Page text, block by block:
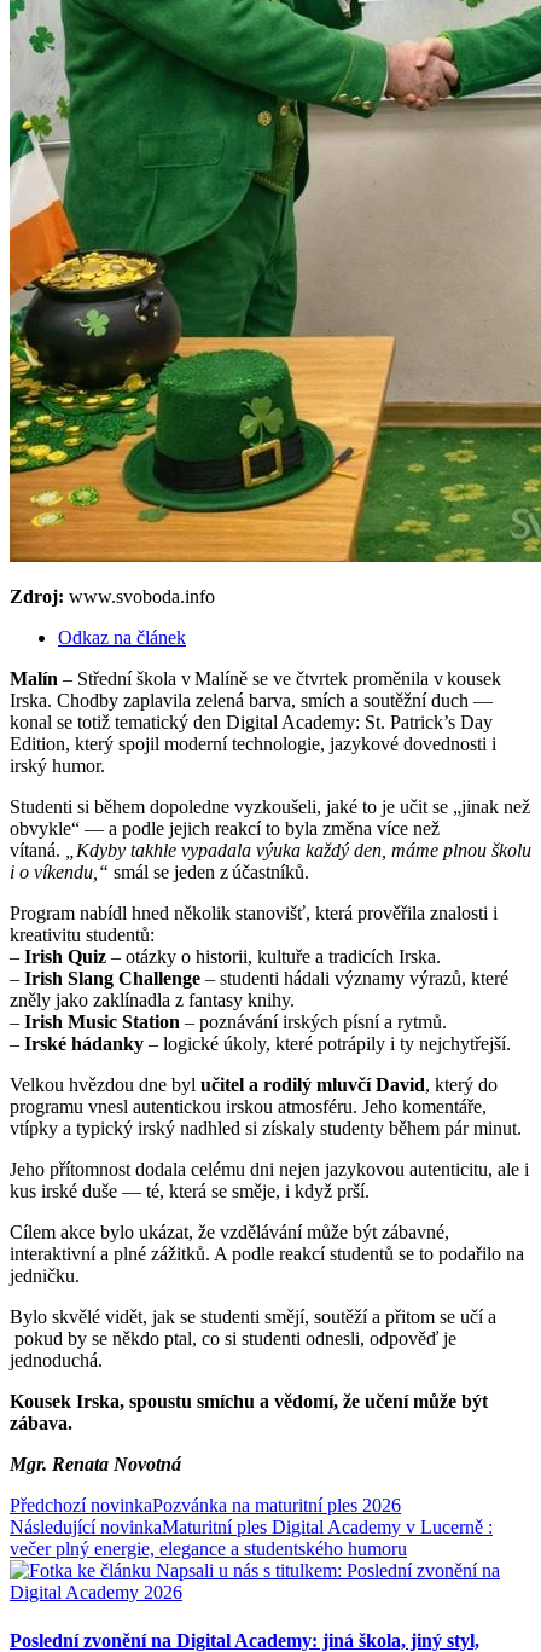
Zdroj: www.svoboda.info
Odkaz na článek
Malín – Střední škola v Malíně se ve čtvrtek proměnila v kousek
Irska. Chodby zaplavila zelená barva, smích a soutěžní duch —
konal se totiž tematický den Digital Academy: St. Patrick’s Day
Edition, který spojil moderní technologie, jazykové dovednosti i
irský humor.
Studenti si během dopoledne vyzkoušeli, jaké to je učit se „jinak než
obvykle“ — a podle jejich reakcí to byla změna více než
vítaná. „Kdyby takhle vypadala výuka každý den, máme plnou školu
i o víkendu,“ smál se jeden z účastníků.
Program nabídl hned několik stanovišť, která prověřila znalosti i
kreativitu studentů:
– Irish Quiz – otázky o historii, kultuře a tradicích Irska.
– Irish Slang Challenge – studenti hádali významy výrazů, které
zněly jako zaklínadla z fantasy knihy.
– Irish Music Station – poznávání irských písní a rytmů.
– Irské hádanky – logické úkoly, které potrápily i ty nejchytřejší.
Velkou hvězdou dne byl učitel a rodilý mluvčí David, který do
programu vnesl autentickou irskou atmosféru. Jeho komentáře,
vtípky a typický irský nadhled si získaly studenty během pár minut.
Jeho přítomnost dodala celému dni nejen jazykovou autenticitu, ale i
kus irské duše — té, která se směje, i když prší.
Cílem akce bylo ukázat, že vzdělávání může být zábavné,
interaktivní a plné zážitků. A podle reakcí studentů se to podařilo na
jedničku.
Bylo skvělé vidět, jak se studenti smějí, soutěží a přitom se učí a
pokud by se někdo ptal, co si studenti odnesli, odpověď je
jednoduchá.
Kousek Irska, spoustu smíchu a vědomí, že učení může být
zábava.
Mgr. Renata Novotná
Předchozí novinkaPozvánka na maturitní ples 2026
Následující novinkaMaturitní ples Digital Academy v Lucerně :
večer plný energie, elegance a studentského humoru
Poslední zvonění na Digital Academy: jiná škola, jiný styl,